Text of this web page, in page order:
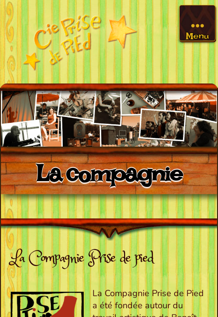
Menu
La compagnie
La Compagnie Prise de pied
La Compagnie Prise de Pied
a été fondée autour du